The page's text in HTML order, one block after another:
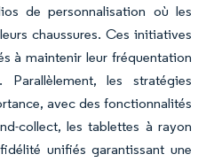
de personnalisation où les
chaussures. Ces initiatives
à maintenir leur fréquentation
les stratégies
avec des fonctionnalités
collect, les tablettes à rayon
unifiés garantissant une